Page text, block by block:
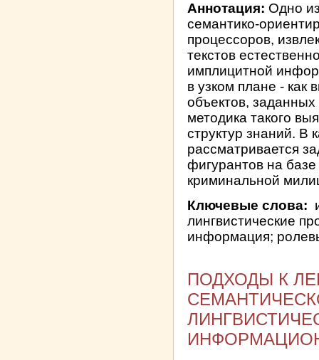
Аннотация: Одно
семантико-
процессоров,
текстов
имплицитной
в узком плане - как
объектов,
методика такого
структур знаний. В
рассматривается
фигурантов на
криминальной
Ключевые слова:
лингвистические
информация;
ПОДХОДЫ К